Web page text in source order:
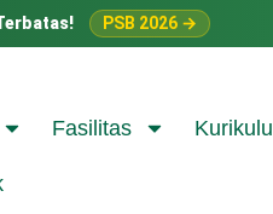
PSB 2026 →
Fasilitas